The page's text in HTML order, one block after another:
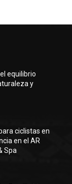
equilibrio
y
ciclistas en
en el AR
Spa